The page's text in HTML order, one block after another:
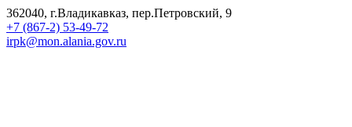
362040, г.Владикавказ, пер.Петровский, 9
+7 (867-2) 53-49-72
irpk@mon.alania.gov.ru